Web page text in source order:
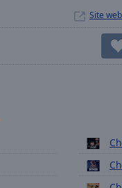
Site web